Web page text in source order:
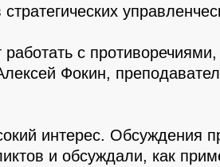
с противоречиями,
Фокин,
интерес. Обсуждения
и обсуждали, как